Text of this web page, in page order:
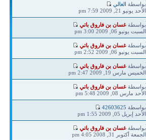
آخر
مشاركة
بواسطة الغالي
الأحد يونيو 21, 2009 7:59 pm
آخر
مشاركة
بواسطةغسان بن فاروق باتي
السبت يونيو 06, 2009 3:00 pm
آخر
مشاركة
بواسطةغسان بن فاروق باتي
السبت يونيو 06, 2009 2:52 pm
آخر
مشاركة
بواسطةغسان بن فاروق باتي
الخميس مارس 19, 2009 2:47 pm
آخر
مشاركة
بواسطةغسان بن فاروق باتي
الأحد مارس 08, 2009 5:48 pm
آخر
مشاركة
بواسطة 42603625
الأحد إبريل 05, 2009 1:55 pm
آخر
مشاركة
بواسطةغسان بن فاروق باتي
الجمعة أكتوبر 31, 2008 4:05 pm